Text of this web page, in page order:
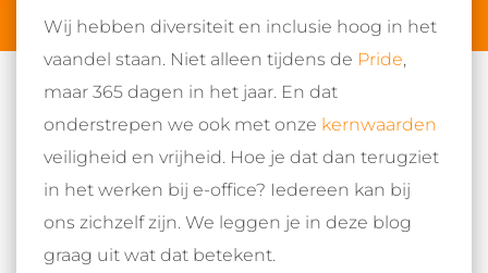
Wij hebben diversiteit en inclusie hoog in het
vaandel staan. Niet alleen tijdens de Pride,
maar 365 dagen in het jaar. En dat
onderstrepen we ook met onze kernwaarden
veiligheid en vrijheid. Hoe je dat dan terugziet
in het werken bij e-office? Iedereen kan bij
ons zichzelf zijn. We leggen je in deze blog
graag uit wat dat betekent.